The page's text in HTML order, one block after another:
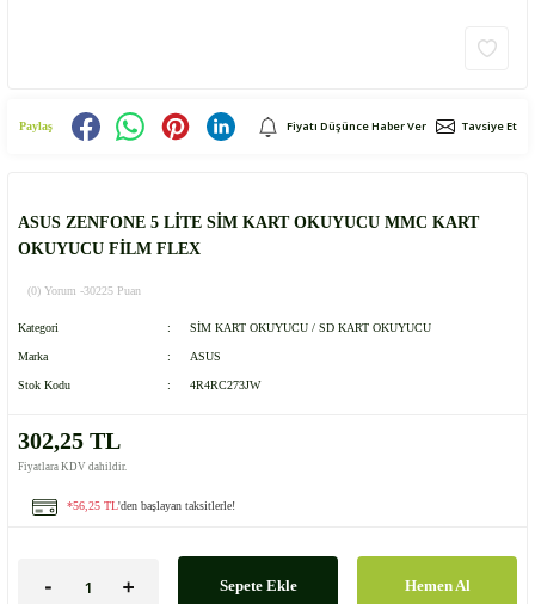
Paylaş Fiyatı Düşünce Haber Ver Tavsiye Et
ASUS ZENFONE 5 LİTE SİM KART OKUYUCU MMC KART
OKUYUCU FİLM FLEX
(0) Yorum -30225 Puan
Kategori SİM KART OKUYUCU / SD KART OKUYUCU
Marka ASUS
Stok Kodu 4R4RC273JW
302,25 TL
Fiyatlara KDV dahildir.
*56,25 TL'den başlayan taksitlerle!
Sepete Ekle Hemen Al